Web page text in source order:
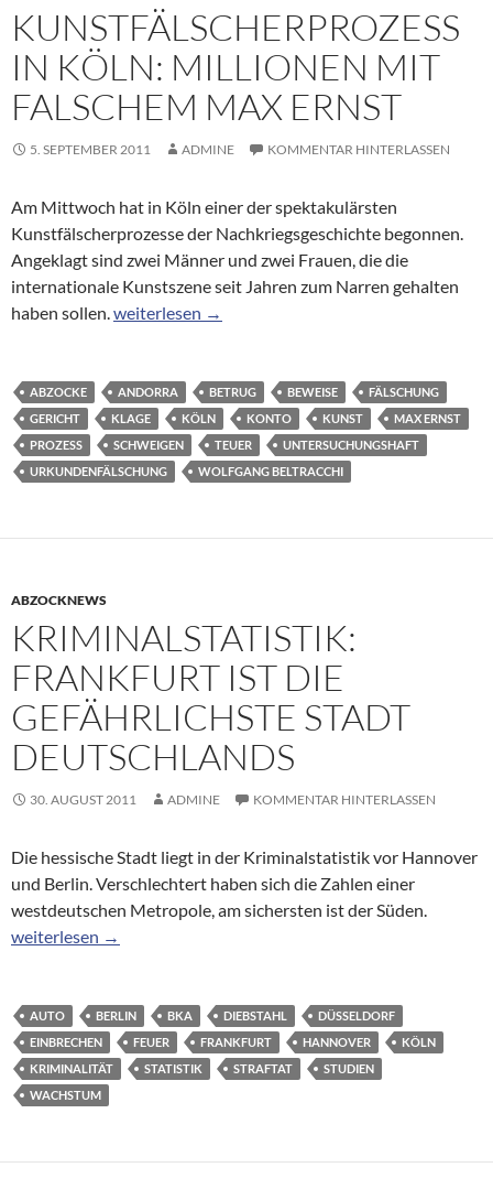
KUNSTFÄLSCHERPROZESS
IN KÖLN: MILLIONEN MIT
FALSCHEM MAX ERNST
5. SEPTEMBER 2011 ADMINE KOMMENTAR HINTERLASSEN
Am Mittwoch hat in Köln einer der spektakulärsten
Kunstfälscherprozesse der Nachkriegsgeschichte begonnen.
Angeklagt sind zwei Männer und zwei Frauen, die die
internationale Kunstszene seit Jahren zum Narren gehalten
haben sollen.Kunstfälscherprozess in Köln: Millionen mit
weiterlesen →
ABZOCKE ANDORRA BETRUG BEWEISE
FÄLSCHUNG
GERICHT
KLAGE KÖLN KONTO KUNST
MAX ERNST
PROZESS
SCHWEIGEN TEUER
UNTERSUCHUNGSHAFT
URKUNDENFÄLSCHUNG
WOLFGANG BELTRACCHI
ABZOCKNEWS
KRIMINALSTATISTIK:
FRANKFURT IST DIE
GEFÄHRLICHSTE STADT
DEUTSCHLANDS
30. AUGUST 2011 ADMINE KOMMENTAR HINTERLASSEN
Die hessische Stadt liegt in der Kriminalstatistik vor Hannover
und Berlin. Verschlechtert haben sich die Zahlen einer
westdeutschen Metropole, am sichersten ist der Süden.
Kriminalstatistik: Frankfurt ist die gefährlichste Stadt
weiterlesen →
AUTO BERLIN BKA DIEBSTAHL
DÜSSELDORF
EINBRECHEN
FEUER FRANKFURT HANNOVER
KÖLN
KRIMINALITÄT
STATISTIK STRAFTAT
STUDIEN
WACHSTUM